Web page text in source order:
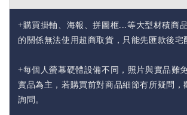
+購買掛軸、海報、拼圖框...等大型材積商
的關係無法使用超商取貨，只能先匯款後宅
+每個人螢幕硬體設備不同，照片與實品難
實品為主，若購買前對商品細節有所疑問，
詢問。